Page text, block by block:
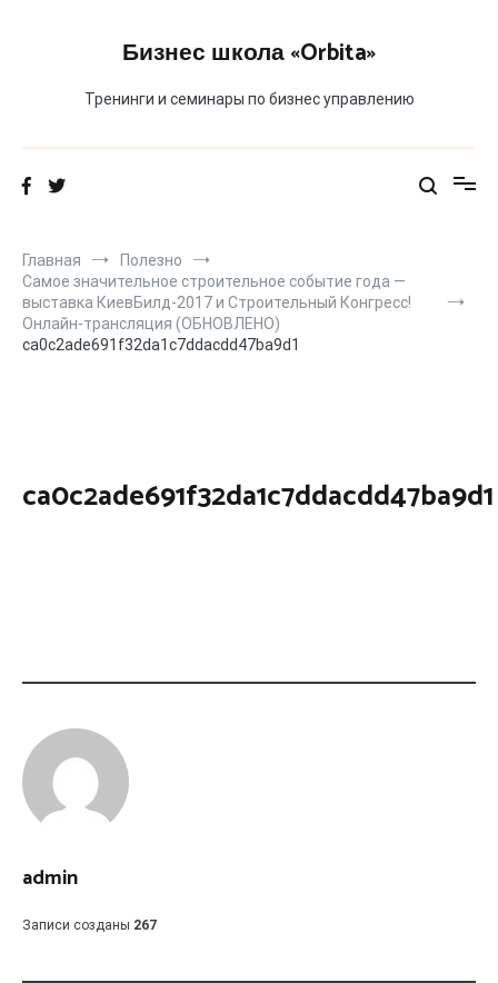
Бизнес школа «Orbita»
Тренинги и семинары по бизнес управлению
Главная
Полезно
Самое значительное строительное событие года —
выставка КиевБилд-2017 и Строительный Конгресс!
Онлайн-трансляция (ОБНОВЛЕНО)
ca0c2ade691f32da1c7ddacdd47ba9d1
ca0c2ade691f32da1c7ddacdd47ba9d1
admin
Записи созданы 267